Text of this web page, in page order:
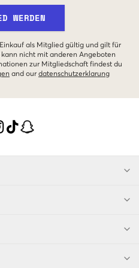
WERDEN
als Mitglied gültig und gilt für
nicht mit anderen Angeboten
zur Mitgliedschaft findest du
and our datenschutzerklarung